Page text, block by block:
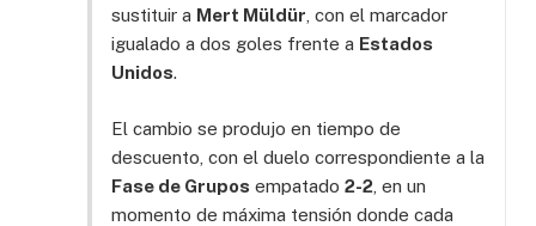
sustituir a Mert Müldür , con el marcador
igualado a dos goles frente a Estados
Unidos.
El cambio se produjo en tiempo de
descuento, con el duelo correspondiente a la
Fase de Grupos empatado 2-2 , en un
momento de máxima tensión donde cada